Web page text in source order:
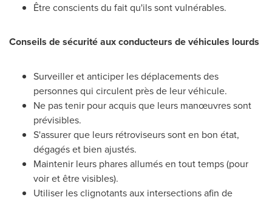
Être conscients du fait qu'ils sont vulnérables.
Conseils de sécurité aux conducteurs de véhicules lourds
Surveiller et anticiper les déplacements des
personnes qui circulent près de leur véhicule.
Ne pas tenir pour acquis que leurs manœuvres sont
prévisibles.
S'assurer que leurs rétroviseurs sont en bon état,
dégagés et bien ajustés.
Maintenir leurs phares allumés en tout temps (pour
voir et être visibles).
Utiliser les clignotants aux intersections afin de